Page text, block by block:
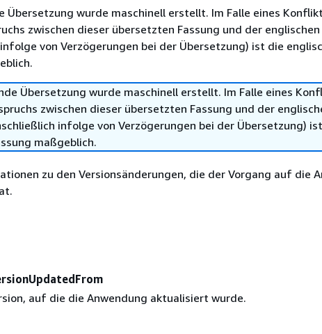
Übersetzung wurde maschinell erstellt. Im Falle eines
zwischen dieser übersetzten Fassung und der englischen
von Verzögerungen bei der Übersetzung) ist die
Übersetzung wurde maschinell erstellt. Im Falle eines
zwischen dieser übersetzten Fassung und der
infolge von Verzögerungen bei der Übersetzung)
maßgeblich.
zu den Versionsänderungen, die der Vorgang auf die
auf die die Anwendung aktualisiert wurde.